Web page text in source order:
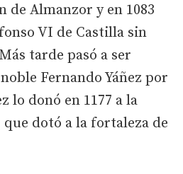
de Almanzor y en 1083
VI de Castilla sin
tarde pasó a ser
Fernando Yáñez por
lo donó en 1177 a la
dotó a la fortaleza de